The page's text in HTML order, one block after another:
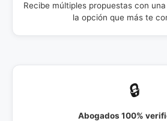
Recibe múltiples propuestas con
la opción que más te
🔒
Abogados 100%